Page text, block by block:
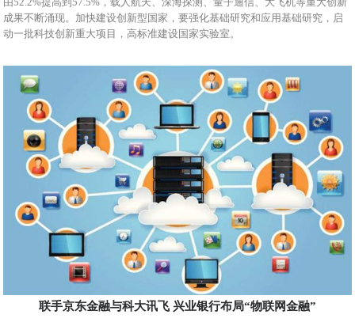
成果不断涌现。加快建设创新型国家，要强化基础研究和应用基础研究，启
动一批科技创新重大项目，高标准建设国家实验室。
联手京东金融与科大讯飞 兴业银行布局“物联网金融”